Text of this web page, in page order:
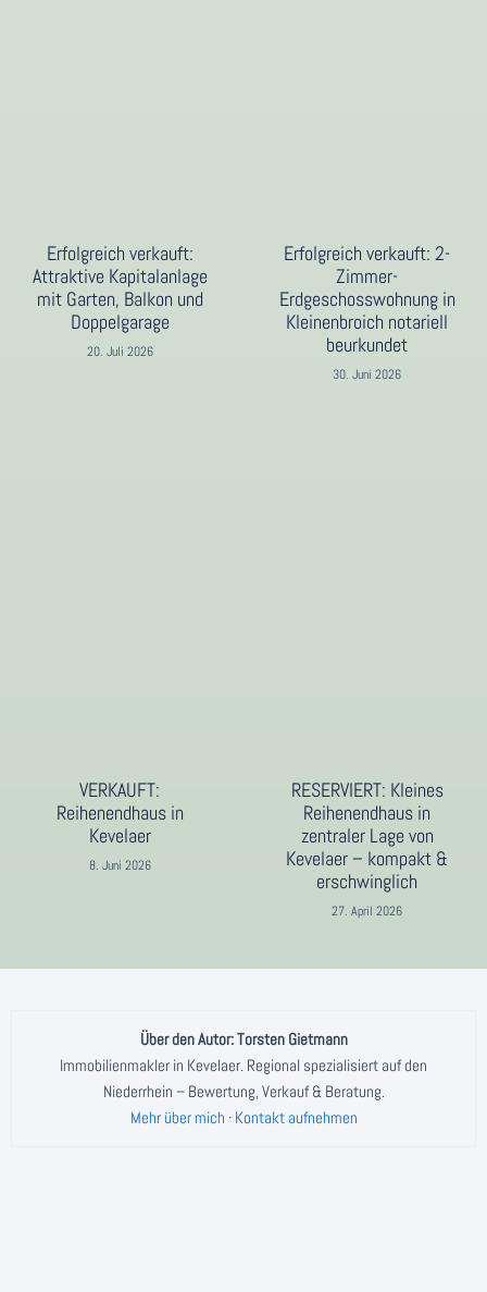
Erfolgreich verkauft:
Attraktive Kapitalanlage
mit Garten, Balkon und
Doppelgarage
20. Juli 2026
Erfolgreich verkauft: 2-
Zimmer-
Erdgeschosswohnung in
Kleinenbroich notariell
beurkundet
30. Juni 2026
VERKAUFT:
Reihenendhaus in
Kevelaer
8. Juni 2026
RESERVIERT: Kleines
Reihenendhaus in
zentraler Lage von
Kevelaer – kompakt &
erschwinglich
27. April 2026
Über den Autor: Torsten Gietmann
Immobilienmakler in Kevelaer. Regional spezialisiert auf den
Niederrhein – Bewertung, Verkauf & Beratung.
Mehr über mich · Kontakt aufnehmen